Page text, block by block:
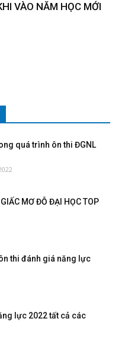
VÀO NĂM HỌC MỚI
quá trình ôn thi ĐGNL
MƠ ĐỖ ĐẠI HỌC TOP
thi đánh giá năng lực
lực 2022 tất cả các